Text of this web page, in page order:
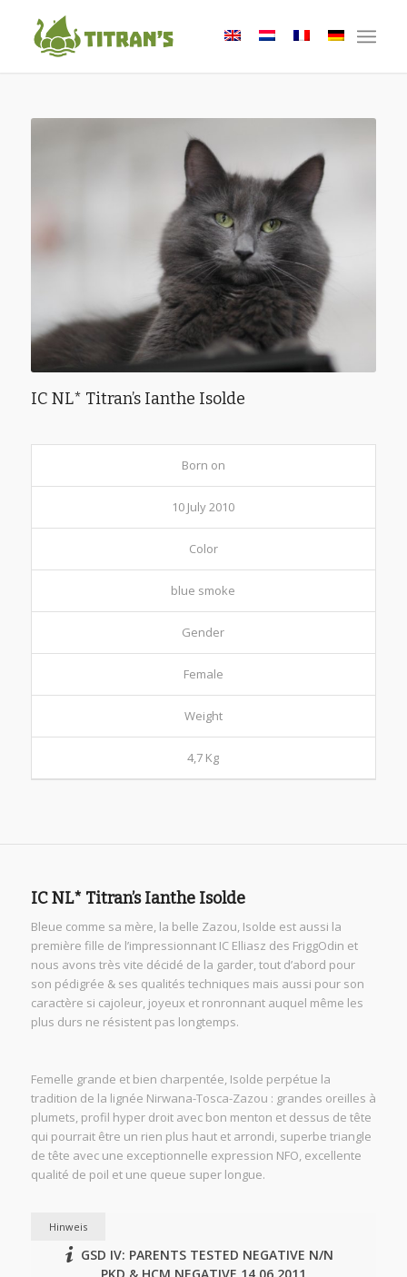
IC NL* Titran’s Ianthe Isolde
Born on
10 July 2010
Color
blue smoke
Gender
Female
Weight
4,7 Kg
IC NL* Titran’s Ianthe Isolde
Bleue comme sa mère, la belle Zazou, Isolde est aussi la
première fille de l’impressionnant IC Elliasz des FriggOdin et
nous avons très vite décidé de la garder, tout d’abord pour
son pédigrée & ses qualités techniques mais aussi pour son
caractère si cajoleur, joyeux et ronronnant auquel même les
plus durs ne résistent pas longtemps.
Femelle grande et bien charpentée, Isolde perpétue la
tradition de la lignée Nirwana-Tosca-Zazou : grandes oreilles à
plumets, profil hyper droit avec bon menton et dessus de tête
qui pourrait être un rien plus haut et arrondi, superbe triangle
de tête avec une exceptionnelle expression NFO, excellente
qualité de poil et une queue super longue.
Hinweis
GSD IV: PARENTS TESTED NEGATIVE N/N